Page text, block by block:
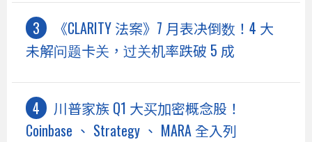
《CLARITY 法案》7 月表决倒数！4 大
未解问题卡关，过关机率跌破 5 成
川普家族 Q1 大买加密概念股！
Coinbase 、 Strategy 、 MARA 全入列